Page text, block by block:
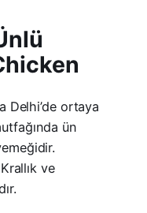
Delhi’de ortaya
ün
ve